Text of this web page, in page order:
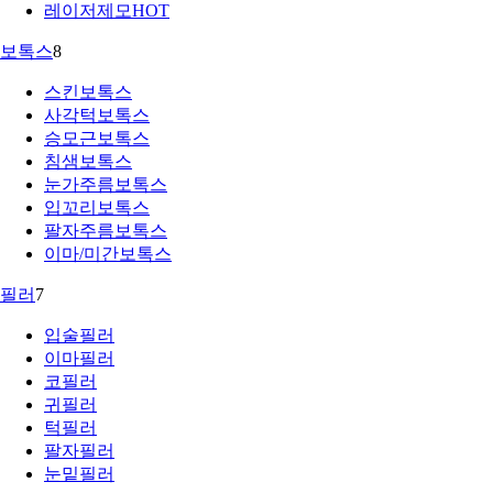
레이저제모HOT
보톡스8
스킨보톡스
사각턱보톡스
승모근보톡스
침샘보톡스
눈가주름보톡스
입꼬리보톡스
팔자주름보톡스
이마/미간보톡스
필러 7
입술필러
이마필러
코필러
귀필러
턱필러
팔자필러
눈밑필러